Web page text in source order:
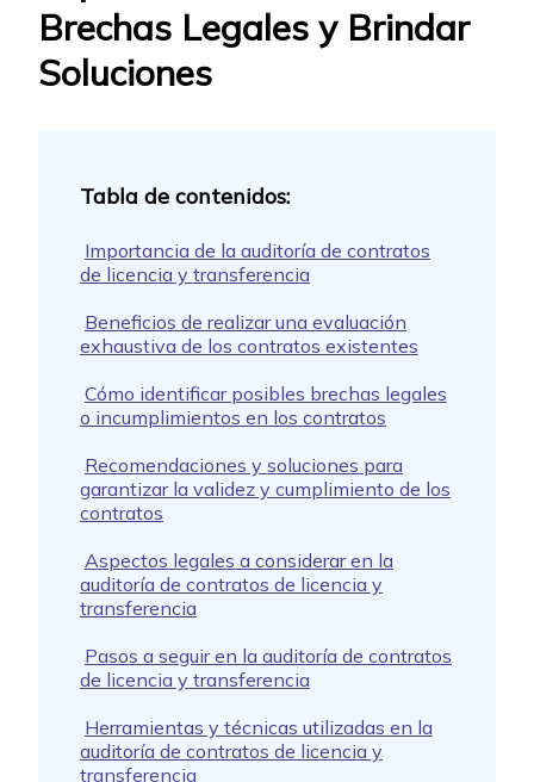
Brechas Legales y Brindar
Soluciones
Importancia de la auditoría de contratos
de licencia y transferencia
Beneficios de realizar una evaluación
exhaustiva de los contratos existentes
Cómo identificar posibles brechas legales
o incumplimientos en los contratos
Recomendaciones y soluciones para
garantizar la validez y cumplimiento de los
contratos
Aspectos legales a considerar en la
auditoría de contratos de licencia y
transferencia
Pasos a seguir en la auditoría de contratos
de licencia y transferencia
Herramientas y técnicas utilizadas en la
auditoría de contratos de licencia y
transferencia